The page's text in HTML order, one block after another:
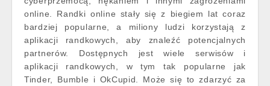
online. Randki online stały się z biegiem lat coraz
bardziej popularne, a miliony ludzi korzystają z
aplikacji randkowych, aby znaleźć potencjalnych
partnerów. Dostępnych jest wiele serwisów i
aplikacji randkowych, w tym tak popularne jak
Tinder, Bumble i OkCupid. Może się to zdarzyć za